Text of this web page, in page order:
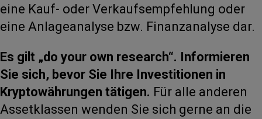
eine Kauf- oder Verkaufsempfehlung oder
eine Anlageanalyse bzw. Finanzanalyse dar.
Es gilt „do your own research“. Informieren
Sie sich, bevor Sie Ihre Investitionen in
Kryptowährungen tätigen. Für alle anderen
Assetklassen wenden Sie sich gerne an die